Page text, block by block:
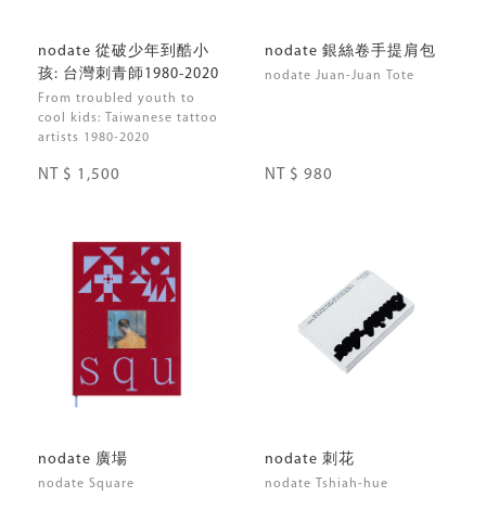
nodate 從破少年到酷小
孩: 台灣刺青師1980-2020
From troubled youth to
cool kids: Taiwanese tattoo
artists 1980-2020
NT $ 1,500
nodate 銀絲卷手提肩包
nodate Juan-Juan Tote
NT $ 980
nodate 廣場
nodate Square
nodate 刺花
nodate Tshiah-hue